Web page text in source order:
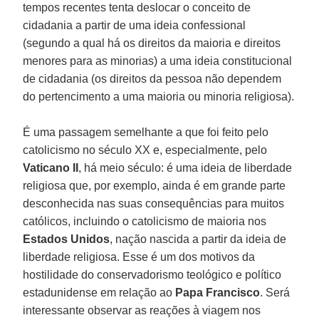
tempos recentes tenta deslocar o conceito de
cidadania a partir de uma ideia confessional
(segundo a qual há os direitos da maioria e direitos
menores para as minorias) a uma ideia constitucional
de cidadania (os direitos da pessoa não dependem
do pertencimento a uma maioria ou minoria religiosa).
É uma passagem semelhante a que foi feito pelo
catolicismo no século XX e, especialmente, pelo
Vaticano II , há meio século: é uma ideia de liberdade
religiosa que, por exemplo, ainda é em grande parte
desconhecida nas suas consequências para muitos
católicos, incluindo o catolicismo de maioria nos
Estados Unidos, nação nascida a partir da ideia de
liberdade religiosa. Esse é um dos motivos da
hostilidade do conservadorismo teológico e político
estadunidense em relação ao Papa Francisco. Será
interessante observar as reações à viagem nos